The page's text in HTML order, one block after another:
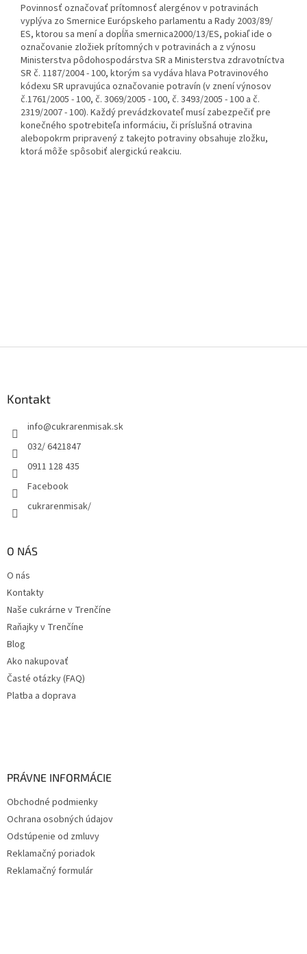
Povinnosť označovať prítomnosť alergénov v potravinách
vyplýva zo Smernice Európskeho parlamentu a Rady 2003/89/
ES, ktorou sa mení a dopĺňa smernica2000/13/ES, pokiaľ ide o
označovanie zložiek prítomných v potravinách a z výnosu
Ministerstva pôdohospodárstva SR a Ministerstva zdravotníctva
SR č. 1187/2004 - 100, ktorým sa vydáva hlava Potravinového
kódexu SR upravujúca označovanie potravín (v znení výnosov
č.1761/2005 - 100, č. 3069/2005 - 100, č. 3493/2005 - 100 a č.
2319/2007 - 100). Každý prevádzkovateľ musí zabezpečiť pre
konečného spotrebiteľa informáciu, či príslušná otravina
alebopokrm pripravený z takejto potraviny obsahuje zložku,
ktorá môže spôsobiť alergickú reakciu.
Kontakt
info@cukrarenmisak.sk
032/ 6421847
0911 128 435
Facebook
cukrarenmisak/
O NÁS
O nás
Kontakty
Naše cukrárne v Trenčíne
Raňajky v Trenčíne
Blog
Ako nakupovať
Časté otázky (FAQ)
Platba a doprava
PRÁVNE INFORMÁCIE
Obchodné podmienky
Ochrana osobných údajov
Odstúpenie od zmluvy
Reklamačný poriadok
Reklamačný formulár